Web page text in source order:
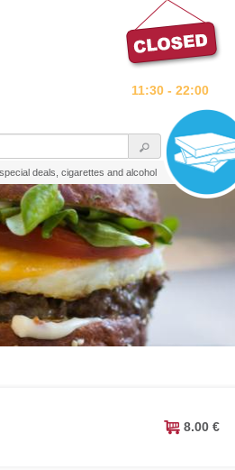
11:30 - 22:00
deals, cigarettes and alcohol
8.00 €